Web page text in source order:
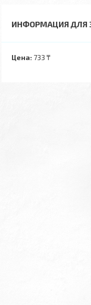
ИНФОРМАЦИЯ ДЛЯ
Цена: 733 ₸